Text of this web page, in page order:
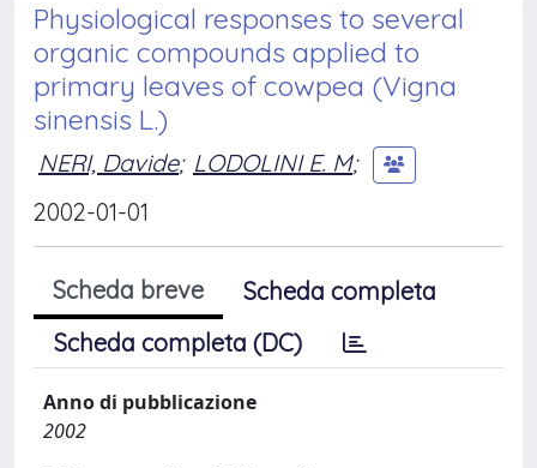
Physiological responses to several
organic compounds applied to
primary leaves of cowpea (Vigna
sinensis L.)
NERI, Davide; LODOLINI E. M;
2002-01-01
Scheda breve
Scheda completa
Scheda completa (DC)
Anno di pubblicazione
2002